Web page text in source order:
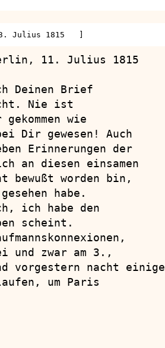
Julius 1815   ]
11. Julius 1815
Deinen Brief
Nie ist
wie
Dir gewesen! Auch
Erinnerungen der
an diesen einsamen
bewußt worden bin,
habe.
ich habe den
scheint.
und zwar am 3.,
vorgestern nacht einige
um Paris